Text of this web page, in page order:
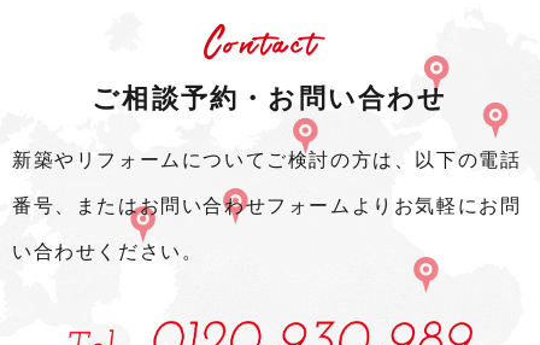
Contact
ご相談予約・お問い合わせ
新築やリフォームについてご検討の方は、以下の電話
番号、またはお問い合わせフォームよりお気軽にお問
い合わせください。